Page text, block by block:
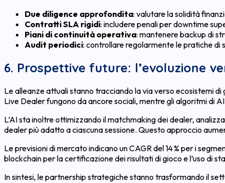
Due diligence approfondita: valutare la solidità
Contratti SLA rigidi: includere penali per downtime
Piani di continuità operativa: mantenere backup di
Audit periodici: controllare regolarmente le pratiche di
6. Prospettive future: l’evoluzione
Le alleanze attuali stanno tracciando la via verso ecosistemi
Live Dealer fungono da ancore sociali, mentre gli algoritmi di
L’AI sta inoltre ottimizzando il matchmaking dei dealer,
dealer più adatto a ciascuna sessione. Questo approccio
Le previsioni di mercato indicano un CAGR del 14 % per i
blockchain per la certificazione dei risultati di gioco e l’uso di
In sintesi, le partnership strategiche stanno trasformando il